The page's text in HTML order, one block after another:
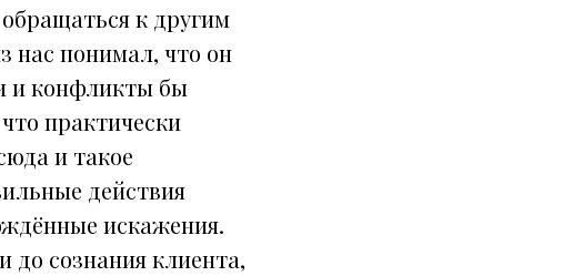
к другим
нас понимал, что он
и конфликты бы
практически
и такое
действия
искажения.
до сознания клиента,